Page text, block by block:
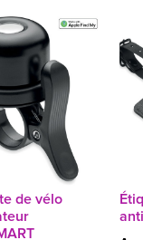
de vélo